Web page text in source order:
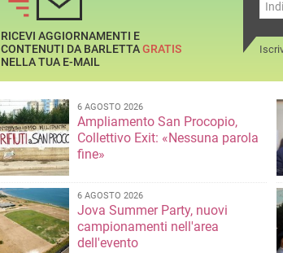
RICEVI AGGIORNAMENTI E
CONTENUTI DA BARLETTAGRATIS
NELLA TUA E-MAIL
6 AGOSTO 2026
Ampliamento San Procopio,
Collettivo Exit: «Nessuna parola
fine»
6 AGOSTO 2026
Jova Summer Party, nuovi
campionamenti nell'area
dell'evento